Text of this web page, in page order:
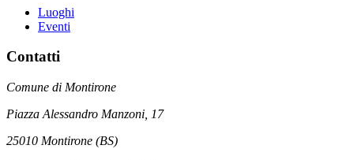
Luoghi
Eventi
Contatti
Comune di Montirone
Piazza Alessandro Manzoni, 17
25010 Montirone (BS)